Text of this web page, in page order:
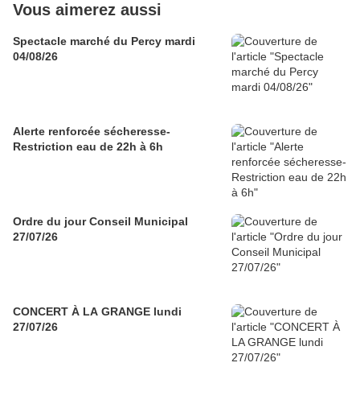
Vous aimerez aussi
Spectacle marché du Percy mardi
04/08/26
Alerte renforcée sécheresse-
Restriction eau de 22h à 6h
Ordre du jour Conseil Municipal
27/07/26
CONCERT À LA GRANGE lundi
27/07/26